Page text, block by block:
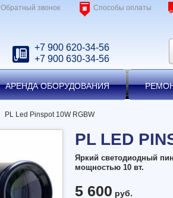
Обратный звонок
+7 900 630-34-56
+7 900 620-34-56
Способы оплаты
АРЕНДА ОБОРУДОВАНИЯ
PL Led Pinspot 10W RGBW
PL LED
Яркий светодиодный
мощностью 10 вт.
5 600 руб.